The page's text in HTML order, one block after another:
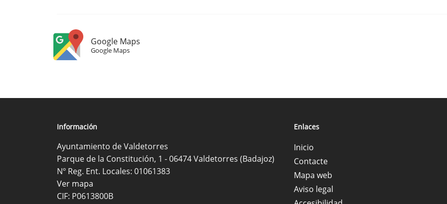
Google Maps
Google Maps
Información
Ayuntamiento de Valdetorres
Parque de la Constitución, 1 - 06474 Valdetorres (Badajoz)
Nº Reg. Ent. Locales: 01061383
Ver mapa
CIF: P0613800B
Enlaces
Inicio
Contacte
Mapa web
Aviso legal